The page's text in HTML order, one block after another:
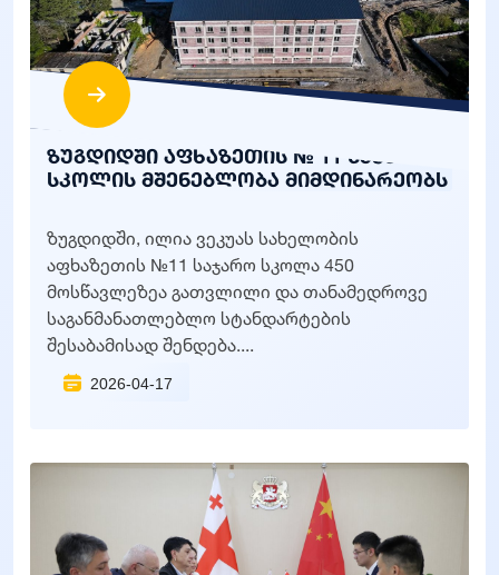
ზუგდიდში აფხაზეთის № 11 საჯარო
სკოლის მშენებლობა მიმდინარეობს
ზუგდიდში, ილია ვეკუას სახელობის
აფხაზეთის №11 საჯარო სკოლა 450
მოსწავლეზეა გათვლილი და თანამედროვე
საგანმანათლებლო სტანდარტების
შესაბამისად შენდება....
2026-04-17